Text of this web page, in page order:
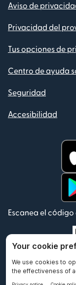
Aviso de
Privacidad del
Tus opciones de
Centro de ayuda
Seguridad
Accesibilidad
Escanea el